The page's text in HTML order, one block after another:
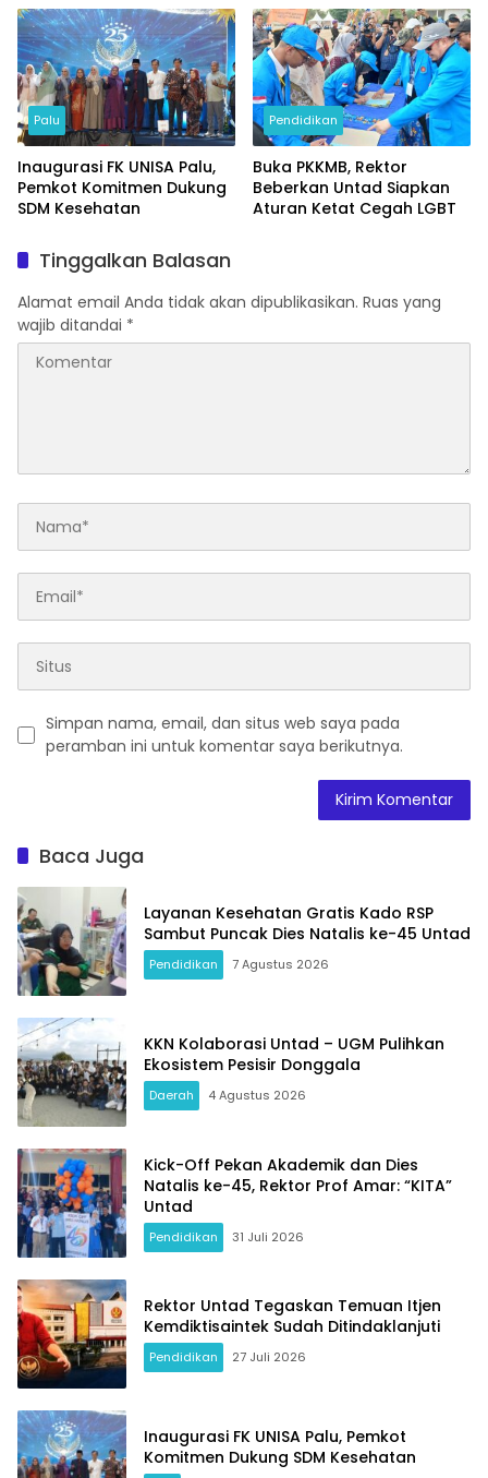
Palu
Inaugurasi FK UNISA Palu,
Pemkot Komitmen Dukung
SDM Kesehatan
Pendidikan
Buka PKKMB, Rektor
Beberkan Untad Siapkan
Aturan Ketat Cegah LGBT
Tinggalkan Balasan
Alamat email Anda tidak akan dipublikasikan. Ruas yang
wajib ditandai *
Simpan nama, email, dan situs web saya pada
peramban ini untuk komentar saya berikutnya.
Baca Juga
Layanan Kesehatan Gratis Kado RSP
Sambut Puncak Dies Natalis ke-45 Untad
Pendidikan 7 Agustus 2026
KKN Kolaborasi Untad – UGM Pulihkan
Ekosistem Pesisir Donggala
Daerah 4 Agustus 2026
Kick-Off Pekan Akademik dan Dies
Natalis ke-45, Rektor Prof Amar: “KITA”
Untad
Pendidikan 31 Juli 2026
Rektor Untad Tegaskan Temuan Itjen
Kemdiktisaintek Sudah Ditindaklanjuti
Pendidikan 27 Juli 2026
Inaugurasi FK UNISA Palu, Pemkot
Komitmen Dukung SDM Kesehatan